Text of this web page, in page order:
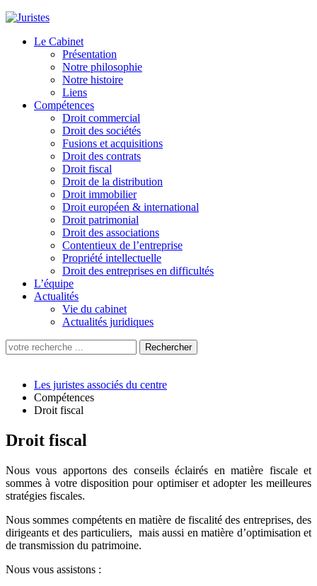
Le Cabinet
Présentation
Notre philosophie
Notre histoire
Liens
Compétences
Droit commercial
Droit des sociétés
Fusions et acquisitions
Droit des contrats
Droit fiscal
Droit de la distribution
Droit immobilier
Droit européen & international
Droit patrimonial
Droit des associations
Contentieux de l’entreprise
Propriété intellectuelle
Droit des entreprises en difficultés
L’équipe
Actualités
Vie du cabinet
Actualités juridiques
Les juristes associés du centre
Compétences
Droit fiscal
Droit fiscal
Nous vous apportons des conseils éclairés en matière fiscale et
sommes à votre disposition pour optimiser et adopter les meilleures
stratégies fiscales.
Nous sommes compétents en matière de fiscalité des entreprises, des
dirigeants et des particuliers, mais aussi en matière d’optimisation et
de transmission du patrimoine.
Nous vous assistons :